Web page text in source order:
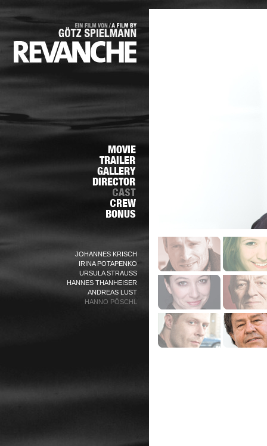
JOHANNES KRISCH
IRINA POTAPENKO
URSULA STRAUSS
HANNES THANHEISER
ANDREAS LUST
HANNO PÖSCHL